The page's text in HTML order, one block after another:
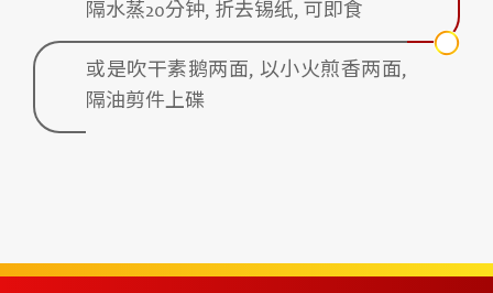
隔水蒸20分钟, 折去锡纸, 可即食
或是吹干素鹅两面, 以小火煎香两面,
隔油剪件上碟